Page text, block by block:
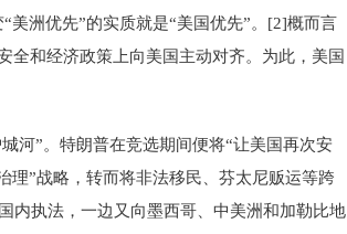
美洲优先”的实质就是“美国优先”。[2]概而言
全和经济政策上向美国主动对齐。为此，美国
河”。特朗普在竞选期间便将“让美国再次安
理”战略，转而将非法移民、芬太尼贩运等跨
内执法，一边又向墨西哥、中美洲和加勒比地